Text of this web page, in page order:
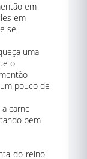
em
em
se
uma
o
pouco de
a carne
bem
do-reino